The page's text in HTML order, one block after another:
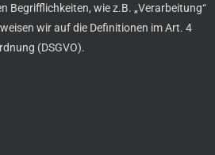
Begrifflichkeiten, wie z.B. „Verarbeitung“
wir auf die Definitionen im Art. 4
(DSGVO).